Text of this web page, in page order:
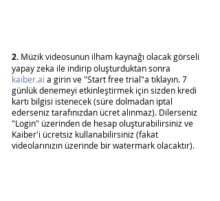
2. Müzik videosunun ilham kaynağı olacak görseli
yapay zeka ile indirip oluşturduktan sonra
kaiber.ai a girin ve "Start free trial"a tıklayın. 7
günlük denemeyi etkinleştirmek için sizden kredi
kartı bilgisi istenecek (süre dolmadan iptal
ederseniz tarafınızdan ücret alınmaz). Dilerseniz
"Login" üzerinden de hesap oluşturabilirsiniz ve
Kaiber'i ücretsiz kullanabilirsiniz (fakat
videolarınızın üzerinde bir watermark olacaktır).